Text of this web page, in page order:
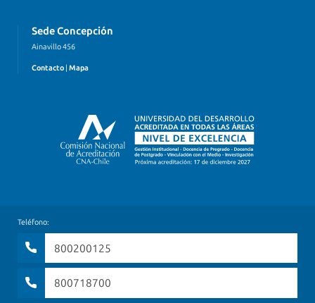
Sede Concepción
Ainavillo 456
Contacto | Mapa
Teléfono:
800200125
800718700